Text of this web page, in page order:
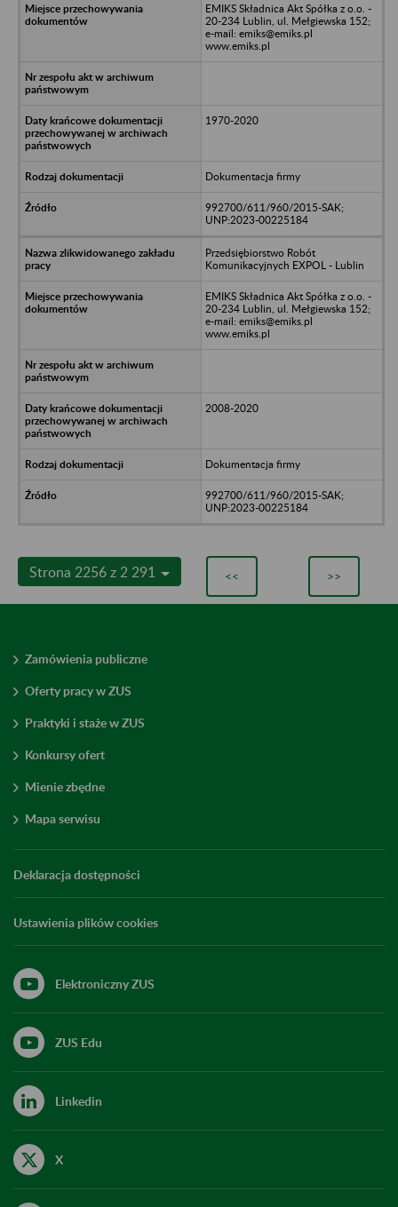
EMIKS Składnica Akt Spółka z o.o. -
20-234 Lublin, ul. Mełgiewska 152;
e-mail: emiks@emiks.pl
www.emiks.pl
1970-2020
Dokumentacja firmy
992700/611/960/2015-SAK;
UNP:2023-00225184
Przedsiębiorstwo Robót
Komunikacyjnych EXPOL - Lublin
EMIKS Składnica Akt Spółka z o.o. -
20-234 Lublin, ul. Mełgiewska 152;
e-mail: emiks@emiks.pl
www.emiks.pl
2008-2020
Dokumentacja firmy
992700/611/960/2015-SAK;
UNP:2023-00225184
Strona 2256 z 2 291 << >>
Zamówienia publiczne
Oferty pracy w ZUS
Praktyki i staże w ZUS
Konkursy ofert
Mienie zbędne
Mapa serwisu
Deklaracja dostępności
Ustawienia plików cookies
Elektroniczny ZUS
ZUS Edu
Linkedin
X